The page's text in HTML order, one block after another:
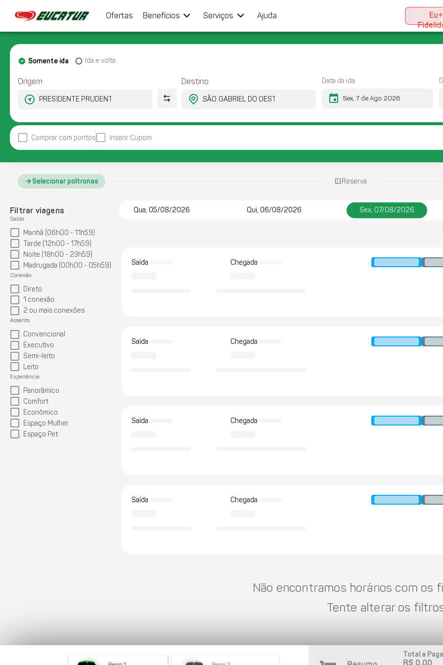
Ofertas Benefícios keyboard_arrow_down Serviços keyboard_arrow_down Ajuda
Eu+
Origem Destino
Somente ida Ida e volta
Data da ida
event
Comprar com pontos Inserir Cupom
Selecionar poltronas Reserva
Filtrar viagens
Saída
Manhã (06h00 - 11h59)
Tarde (12h00 - 17h59)
Noite (18h00 - 23h59)
Madrugada (00h00 - 05h59)
Conexão
Direto
1 conexão
2 ou mais conexões
Assento
Convencional
Executivo
Semi-leito
Leito
Experiência
Panorâmico
Comfort
Econômico
Espaço Mulher
Espaço Pet
Qua, 05/08/2026 Qui, 06/08/2026 Sex, 07/08/2026
Saída Chegada
Saída Chegada
Saída Chegada
Saída Chegada
Não encontramos horários com os
Tente alterar os
Total a
R$ 0,00